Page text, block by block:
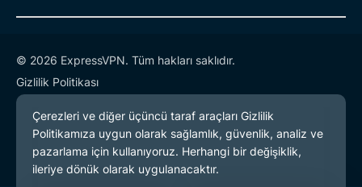
© 2026 ExpressVPN. Tüm hakları saklıdır.
Gizlilik Politikası
Hizmet Koşulları
Çerez Tercihleri